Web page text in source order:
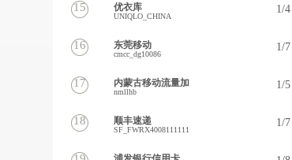
15 优衣库
UNIQLO_CHINA
1/4
16 东莞移动
cmcc_dg10086
1/7
17 内蒙古移动流量加
nmllhb
1/5
18 顺丰速递
SF_FWRX4008111111
1/7